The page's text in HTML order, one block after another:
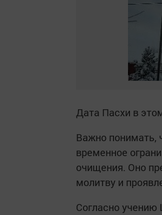
Дата Пасхи в
Важно понимать,
временное
очищения. Оно
молитву и
Согласно учению